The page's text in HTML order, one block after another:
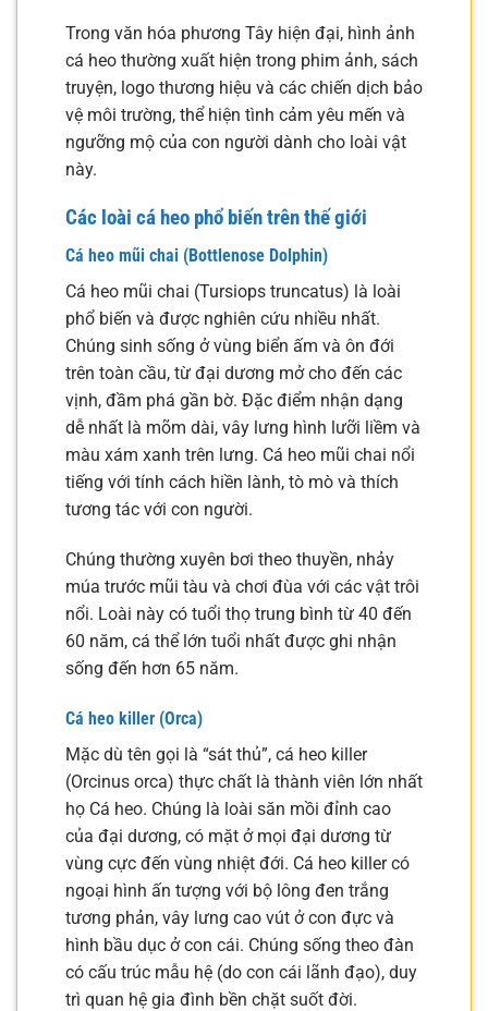
Trong văn hóa phương Tây hiện đại, hình ảnh
cá heo thường xuất hiện trong phim ảnh, sách
truyện, logo thương hiệu và các chiến dịch bảo
vệ môi trường, thể hiện tình cảm yêu mến và
ngưỡng mộ của con người dành cho loài vật
này.
Các loài cá heo phổ biến trên thế giới
Cá heo mũi chai (Bottlenose Dolphin)
Cá heo mũi chai (Tursiops truncatus) là loài
phổ biến và được nghiên cứu nhiều nhất.
Chúng sinh sống ở vùng biển ấm và ôn đới
trên toàn cầu, từ đại dương mở cho đến các
vịnh, đầm phá gần bờ. Đặc điểm nhận dạng
dễ nhất là mõm dài, vây lưng hình lưỡi liềm và
màu xám xanh trên lưng. Cá heo mũi chai nổi
tiếng với tính cách hiền lành, tò mò và thích
tương tác với con người.
Chúng thường xuyên bơi theo thuyền, nhảy
múa trước mũi tàu và chơi đùa với các vật trôi
nổi. Loài này có tuổi thọ trung bình từ 40 đến
60 năm, cá thể lớn tuổi nhất được ghi nhận
sống đến hơn 65 năm.
Cá heo killer (Orca)
Mặc dù tên gọi là “sát thủ”, cá heo killer
(Orcinus orca) thực chất là thành viên lớn nhất
họ Cá heo. Chúng là loài săn mồi đỉnh cao
của đại dương, có mặt ở mọi đại dương từ
vùng cực đến vùng nhiệt đới. Cá heo killer có
ngoại hình ấn tượng với bộ lông đen trắng
tương phản, vây lưng cao vút ở con đực và
hình bầu dục ở con cái. Chúng sống theo đàn
có cấu trúc mẫu hệ (do con cái lãnh đạo), duy
trì quan hệ gia đình bền chặt suốt đời.